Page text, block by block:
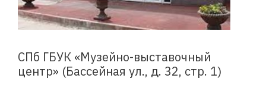
СПб ГБУК «Музейно-выставочный
центр» (Бассейная ул., д. 32, стр. 1)